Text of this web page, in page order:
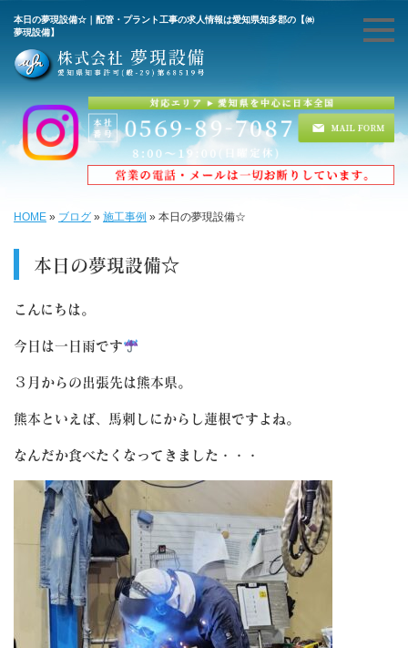
本日の夢現設備☆｜配管・プラント工事の求人情報は愛知県知多郡の【㈱
夢現設備】
HOME » ブログ » 施工事例 » 本日の夢現設備☆
本日の夢現設備☆
こんにちは。
今日は一日雨です
３月からの出張先は熊本県。
熊本といえば、馬刺しにからし蓮根ですよね。
なんだか食べたくなってきました・・・